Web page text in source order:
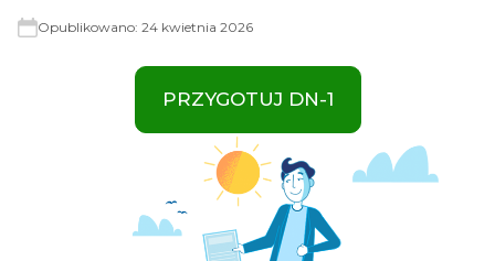
Opublikowano: 24 kwietnia 2026
PRZYGOTUJ DN-1